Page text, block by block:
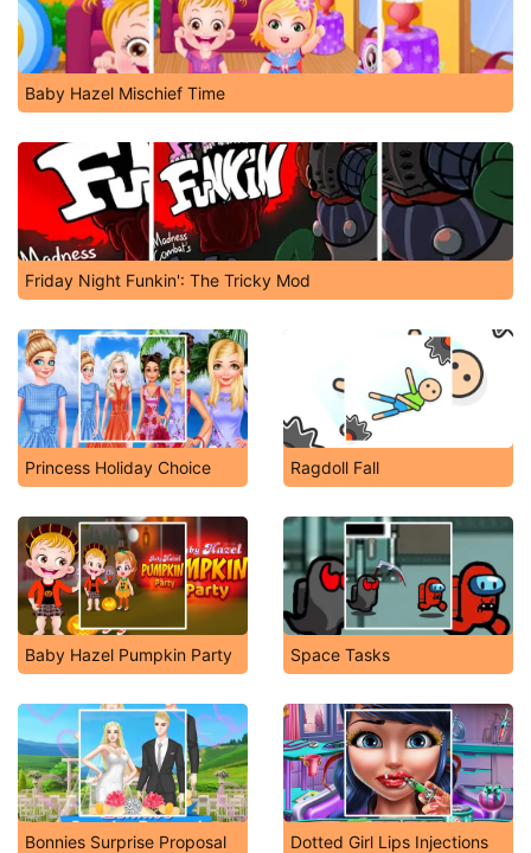
Baby Hazel Mischief Time
Friday Night Funkin': The Tricky Mod
Princess Holiday Choice Ragdoll Fall
Baby Hazel Pumpkin Party Space Tasks
Bonnies Surprise Proposal Dotted Girl Lips Injections